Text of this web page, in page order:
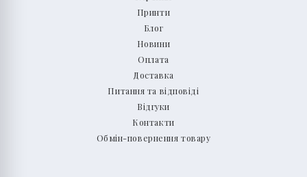
Принти
Блог
Новини
Оплата
Доставка
Питання та відповіді
Відгуки
Контакти
Обмін-повернення товару